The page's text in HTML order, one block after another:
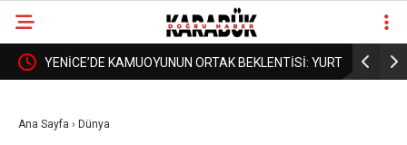
YURT BORDROYA “SAHTE” DEDİLER, GERÇEK MAAŞI
Ana Sayfa › Dünya